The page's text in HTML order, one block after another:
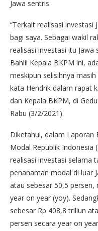
Jawa sentris.
“Terkait realisasi investasi
bagi saya. Sebagai wakil
realisasi investasi itu
Bahlil Kepala BKPM ini,
meskipun selisihnya
kata Hendrik dalam rapat
dan Kepala BKPM, di
Rabu (3/2/2021).
Diketahui, dalam Laporan
Modal Republik Indonesia
realisasi investasi selama
penanaman modal di luar
atau sebesar 50,5 persen,
year on year (yoy).
sebesar Rp 408,8 triliun
persen secara year on